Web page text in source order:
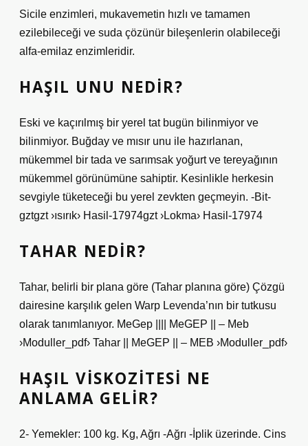
Sicile enzimleri, mukavemetin hızlı ve tamamen
ezilebileceği ve suda çözünür bileşenlerin olabileceği
alfa-emilaz enzimleridir.
HAŞIL UNU NEDIR?
Eski ve kaçırılmış bir yerel tat bugün bilinmiyor ve
bilinmiyor. Buğday ve mısır unu ile hazırlanan,
mükemmel bir tada ve sarımsak yoğurt ve tereyağının
mükemmel görünümüne sahiptir. Kesinlikle herkesin
sevgiyle tüketeceği bu yerel zevkten geçmeyin. -Bit-
gztgzt ›ısırık› Hasil-17974gzt ›Lokma› Hasil-17974
TAHAR NEDIR?
Tahar, belirli bir plana göre (Tahar planına göre) Çözgü
dairesine karşılık gelen Warp Levenda’nın bir tutkusu
olarak tanımlanıyor. MeGep |||| MeGEP || – Meb
›Moduller_pdf› Tahar || MeGEP || – MEB ›Moduller_pdf›
HAŞIL VISKOZITESI NE
ANLAMA GELIR?
2- Yemekler: 100 kg. Kg, Ağrı -Ağrı -İplik üzerinde. Cins